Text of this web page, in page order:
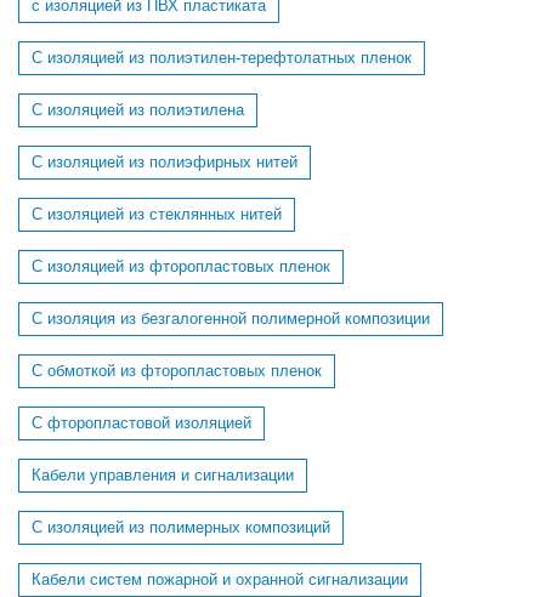
с изоляцией из ПВХ пластиката
С изоляцией из полиэтилен-терефтолатных пленок
С изоляцией из полиэтилена
С изоляцией из полиэфирных нитей
С изоляцией из стеклянных нитей
С изоляцией из фторопластовых пленок
С изоляция из безгалогенной полимерной композиции
С обмоткой из фторопластовых пленок
С фторопластовой изоляцией
Кабели управления и сигнализации
С изоляцией из полимерных композиций
Кабели систем пожарной и охранной сигнализации